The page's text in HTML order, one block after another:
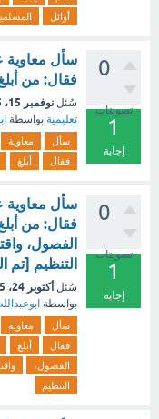
أوائل
0
تصويتات
1
إجابة
سأل معاوية
فقال: من
سُئل نوفمبر 15، 2025
تعليمية بواسطة
سأل معاوية
فقال
أبلغ
0
تصويتات
1
إجابة
سأل معاوية
فقال: من
الفصول،
التنظيم [تم
سُئل أكتوبر 24، 2025
بواسطة ابوعبدالله
سأل معاوية
فقال
أبلغ
الفصول،
التنظيم